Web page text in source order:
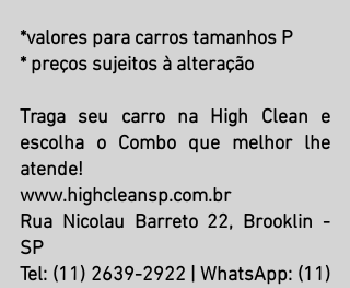
*valores para carros tamanhos P
* preços sujeitos à alteração
Traga seu carro na High Clean e
escolha o Combo que melhor lhe
atende!
www.highcleansp.com.br
Rua Nicolau Barreto 22, Brooklin -
SP
Tel: (11) 2639-2922 | WhatsApp: (11)